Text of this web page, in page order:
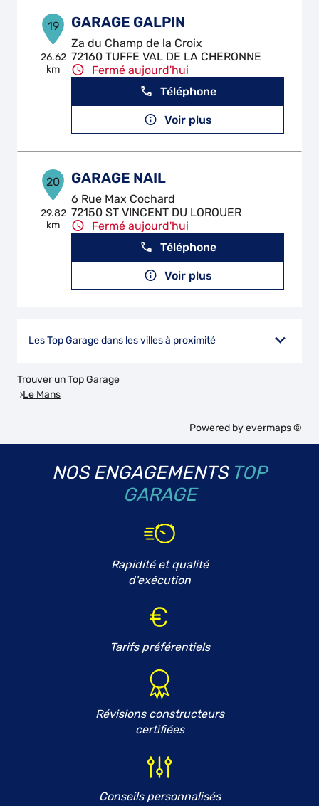
19
26.62
km
GARAGE GALPIN
Za du Champ de la Croix
72160 TUFFE VAL DE LA CHERONNE
Fermé aujourd'hui
Téléphone
Voir plus
20
29.82
km
GARAGE NAIL
6 Rue Max Cochard
72150 ST VINCENT DU LOROUER
Fermé aujourd'hui
Téléphone
Voir plus
Les Top Garage dans les villes à proximité
Trouver un Top Garage
Le Mans
Powered byevermaps ©
NOS ENGAGEMENTS TOP
GARAGE
Rapidité et qualité
d'exécution
Tarifs préférentiels
Révisions constructeurs
certifiées
Conseils personnalisés